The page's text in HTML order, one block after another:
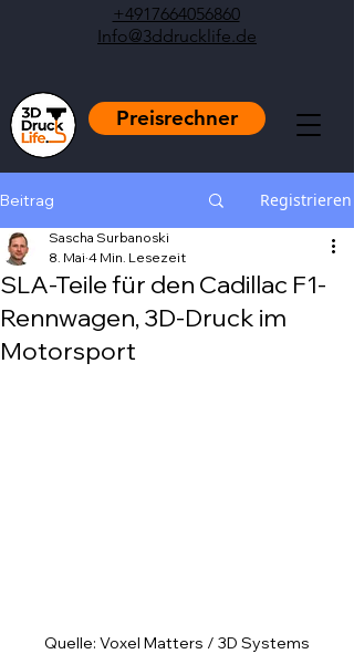
+4917664056860
Info@3ddrucklife.de
Preisrechner
Beitrag Registrieren
SLA-Teile für den Cadillac F1-
Rennwagen, 3D-Druck im
Motorsport
Sascha Surbanoski
8. Mai 4 Min. Lesezeit
Quelle: Voxel Matters / 3D Systems